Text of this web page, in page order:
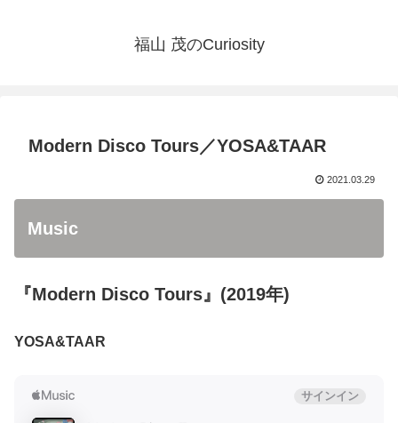
福山 茂のCuriosity
Modern Disco Tours／YOSA&TAAR
2021.03.29
Music
『Modern Disco Tours』(2019年)
YOSA&TAAR